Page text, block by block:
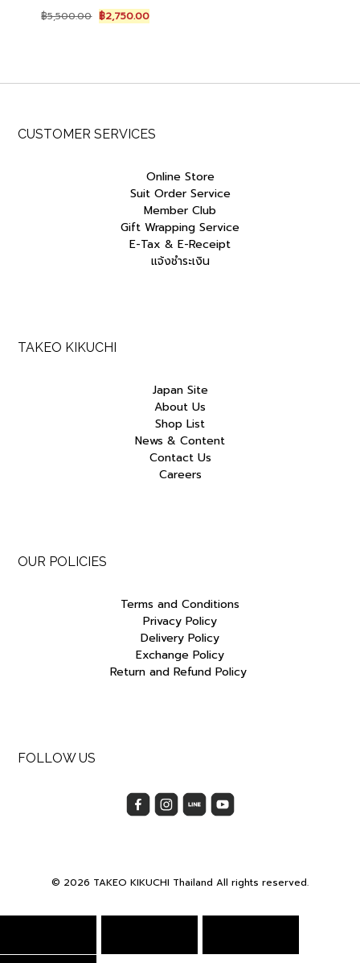
฿5,500.00 Original
price
฿2,750.00Current
price
CUSTOMER SERVICES
Online Store
Suit Order Service
Member Club
Gift Wrapping Service
E-Tax & E-Receipt
แจ้งชำระเงิน
TAKEO KIKUCHI
Japan Site
About Us
Shop List
News & Content
Contact Us
Careers
OUR POLICIES
Terms and Conditions
Privacy Policy
Delivery Policy
Exchange Policy
Return and Refund Policy
FOLLOW US
© 2026 TAKEO KIKUCHI Thailand All rights reserved.